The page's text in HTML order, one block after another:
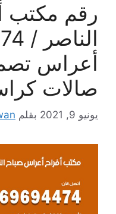
رقم مكتب
أعراس
صالات
يونيو 9, 2021 بقلم